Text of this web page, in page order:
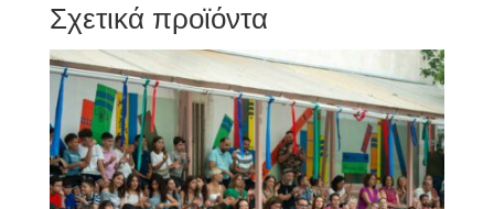
Σχετικά προϊόντα